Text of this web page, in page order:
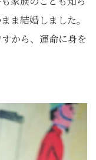
ま結婚しました。
から、運命に身を